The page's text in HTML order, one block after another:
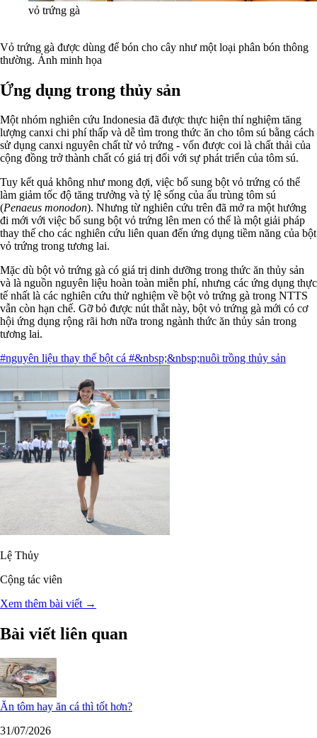
vỏ trứng gà
Vỏ trứng gà được dùng để bón cho cây như một loại phân bón thông
thường. Ảnh minh họa
Ứng dụng trong thủy sản
Một nhóm nghiên cứu Indonesia đã được thực hiện thí nghiệm tăng
lượng canxi chi phí thấp và dễ tìm trong thức ăn cho tôm sú bằng cách
sử dụng canxi nguyên chất từ vỏ trứng - vốn được coi là chất thải của
cộng đồng trở thành chất có giá trị đối với sự phát triển của tôm sú.
Tuy kết quả không như mong đợi, việc bổ sung bột vỏ trứng có thể
làm giảm tốc độ tăng trưởng và tỷ lệ sống của ấu trùng tôm sú
(Penaeus monodon). Nhưng từ nghiên cứu trên đã mở ra một hướng
đi mới với việc bổ sung bột vỏ trứng lên men có thể là một giải pháp
thay thế cho các nghiên cứu liên quan đến ứng dụng tiềm năng của bột
vỏ trứng trong tương lai.
Mặc dù bột vỏ trứng gà có giá trị dinh dưỡng trong thức ăn thủy sản
và là nguồn nguyên liệu hoàn toàn miễn phí, nhưng các ứng dụng thực
tế nhất là các nghiên cứu thử nghiệm về bột vỏ trứng gà trong NTTS
vẫn còn hạn chế. Gỡ bỏ được nút thắt này, bột vỏ trứng gà mới có cơ
hội ứng dụng rộng rãi hơn nữa trong ngành thức ăn thủy sản trong
tương lai.
#nguyên liệu thay thế bột cá #&nbsp;&nbsp;nuôi trồng thủy sản
Lệ Thủy
Cộng tác viên
Xem thêm bài viết →
Bài viết liên quan
Ăn tôm hay ăn cá thì tốt hơn?
31/07/2026